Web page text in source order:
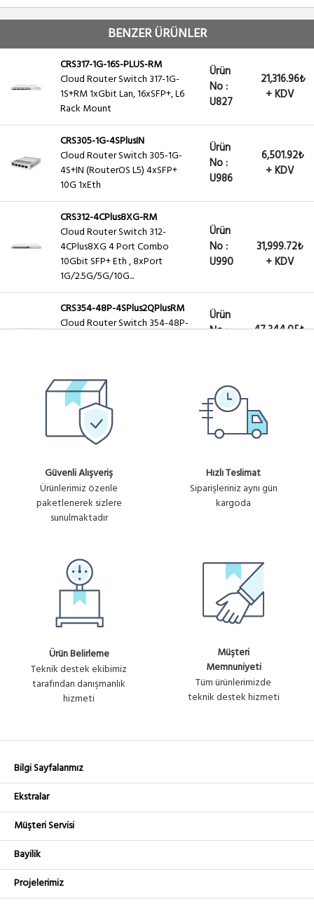
BENZER ÜRÜNLER
CRS317-1G-16S-PLUS-RM
Cloud Router Switch 317-1G-
1S+RM 1xGbit Lan, 16xSFP+, L6
Rack Mount
Ürün
No :
U827
21,316.96₺
+ KDV
CRS305-1G-4SPlusIN
Cloud Router Switch 305-1G-
4S+IN (RouterOS L5) 4xSFP+
10G 1xEth
Ürün
No :
U986
6,501.92₺
+ KDV
CRS312-4CPlus8XG-RM
Cloud Router Switch 312-
4CPlus8XG 4 Port Combo
10Gbit SFP+ Eth , 8xPort
1G/2.5G/5G/10G...
Ürün
No :
U990
31,999.72₺
+ KDV
CRS354-48P-4SPlus2QPlusRM
Cloud Router Switch 354-48P-
Ürün
No :
47,344.05₺
CRS328-24P-4S-PLUS-RM
Cloud Router Switch CRS328-
24P-4S+RM with RouterOS L5
24 PORT 480W PoE
Ürün
No :
U839
23,744.86₺
+ KDV
Güvenli Alışveriş
Ürünlerimiz özenle
paketlenerek sizlere
sunulmaktadır
Hızlı Teslimat
Siparişleriniz aynı gün
kargoda
Ürün Belirleme
Teknik destek ekibimiz
tarafından danışmanlık
hizmeti
Müşteri
Memnuniyeti
Tüm ürünlerimizde
teknik destek hizmeti
Bilgi Sayfalarımız
Ekstralar
Müşteri Servisi
Bayilik
Projelerimiz